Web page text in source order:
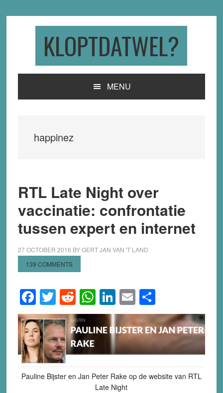
KLOPTDATWEL?
MENU
happinez
RTL Late Night over
vaccinatie: confrontatie
tussen expert en internet
27 OCTOBER 2016 BYGERT JAN VAN 'T LAND
139 COMMENTS
Facebook
Twitter
Reddit
WhatsApp
LinkedIn
EmailShare
Pauline Bijster en Jan Peter Rake op de website van RTL
Late Night